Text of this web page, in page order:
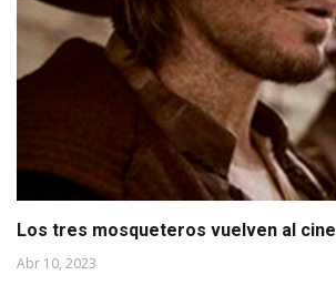
Los tres mosqueteros vuelven al cine
Abr 10, 2023